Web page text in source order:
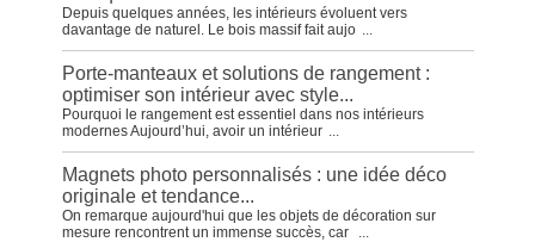
Depuis quelques années, les intérieurs évoluent vers
davantage de naturel. Le bois massif fait aujo ...
Porte-manteaux et solutions de rangement :
optimiser son intérieur avec style...
Pourquoi le rangement est essentiel dans nos intérieurs
modernes Aujourd’hui, avoir un intérieur ...
Magnets photo personnalisés : une idée déco
originale et tendance...
On remarque aujourd'hui que les objets de décoration sur
mesure rencontrent un immense succès, car
...